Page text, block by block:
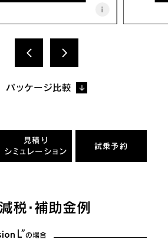
i
パッケージ比較
見積り
シミュレーション
試乗予約
税・補助金例
L”の場合